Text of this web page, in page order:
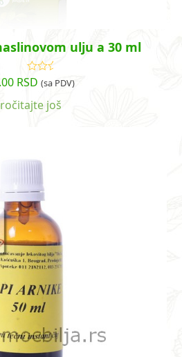
ulju a 30 ml
Ocenjeno
sa5.00od
RSD (sa PDV)
još